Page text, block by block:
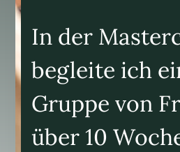
In der
begleite ich
Gruppe von
über 10